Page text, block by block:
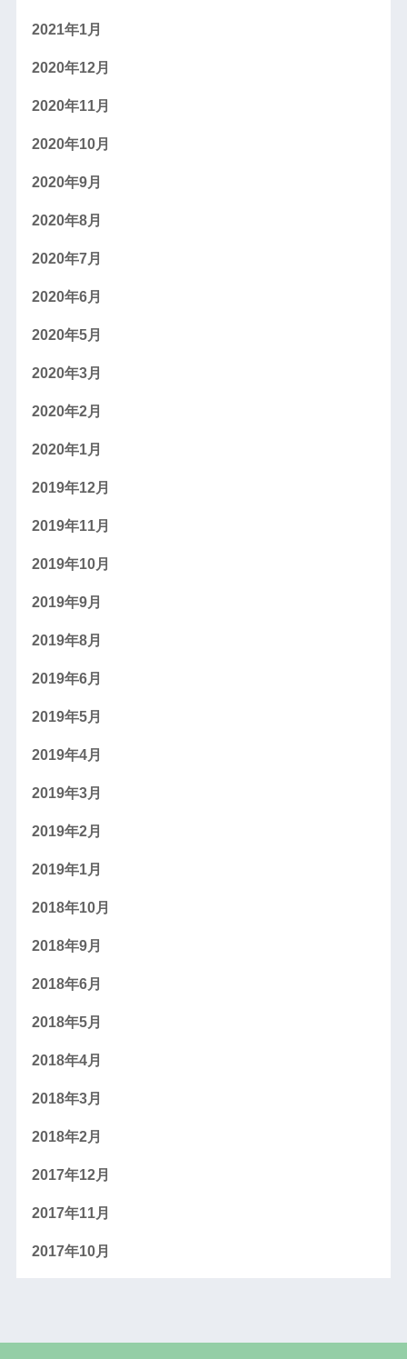
2021年1月
2020年12月
2020年11月
2020年10月
2020年9月
2020年8月
2020年7月
2020年6月
2020年5月
2020年3月
2020年2月
2020年1月
2019年12月
2019年11月
2019年10月
2019年9月
2019年8月
2019年6月
2019年5月
2019年4月
2019年3月
2019年2月
2019年1月
2018年10月
2018年9月
2018年6月
2018年5月
2018年4月
2018年3月
2018年2月
2017年12月
2017年11月
2017年10月